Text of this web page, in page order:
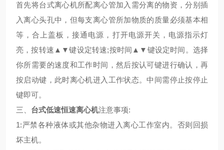
首先将台式离心机所配离心管加入需分离的物资，分别插
入离心头孔中，但每支离心管所加物质的质量必须基本相
等，合上盖板，接通电源，打开电源开关，电源指示灯
亮，按转速▲▼键设定转速;按时间▲▼键设定时间。选择
你所需要的速度和工作时间，然后按认可键进行确认，再
按启动键，此时离心机进入工作状态。中间需停止按停止
键即可。
三、 台式低速恒速离心机注意事项:
1:严禁各种液体或其他杂物进入离心工作室内。否则回损
坏主机。